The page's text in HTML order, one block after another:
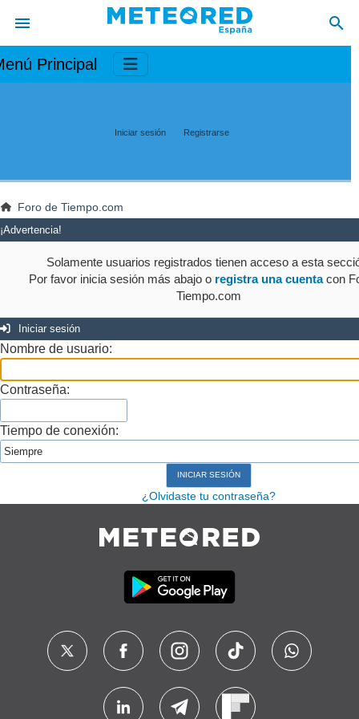
Principal
Iniciar sesión Registrarse
Foro de Tiempo.com
¡Advertencia!
Solamente usuarios registrados tienen acceso a esta
Por favor inicia sesión más abajo o registra una cuentacon
Tiempo.com
Iniciar sesión
Nombre de usuario:
Contraseña:
Tiempo de conexión:
¿Olvidaste tu contraseña?